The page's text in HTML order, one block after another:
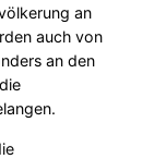
an
auch von
an den